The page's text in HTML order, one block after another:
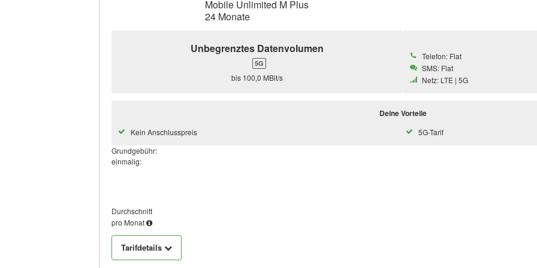
Mobile Unlimited M Plus
24 Monate
Unbegrenztes Datenvolumen
5G
bis 100,0 MBit/s
Telefon: Flat
SMS: Flat
Netz: LTE | 5G
Deine Vorteile
Kein Anschlusspreis
5G-Tarif
Grundgebühr:
einmalig:
Durchschnitt
pro Monat
Tarifdetails